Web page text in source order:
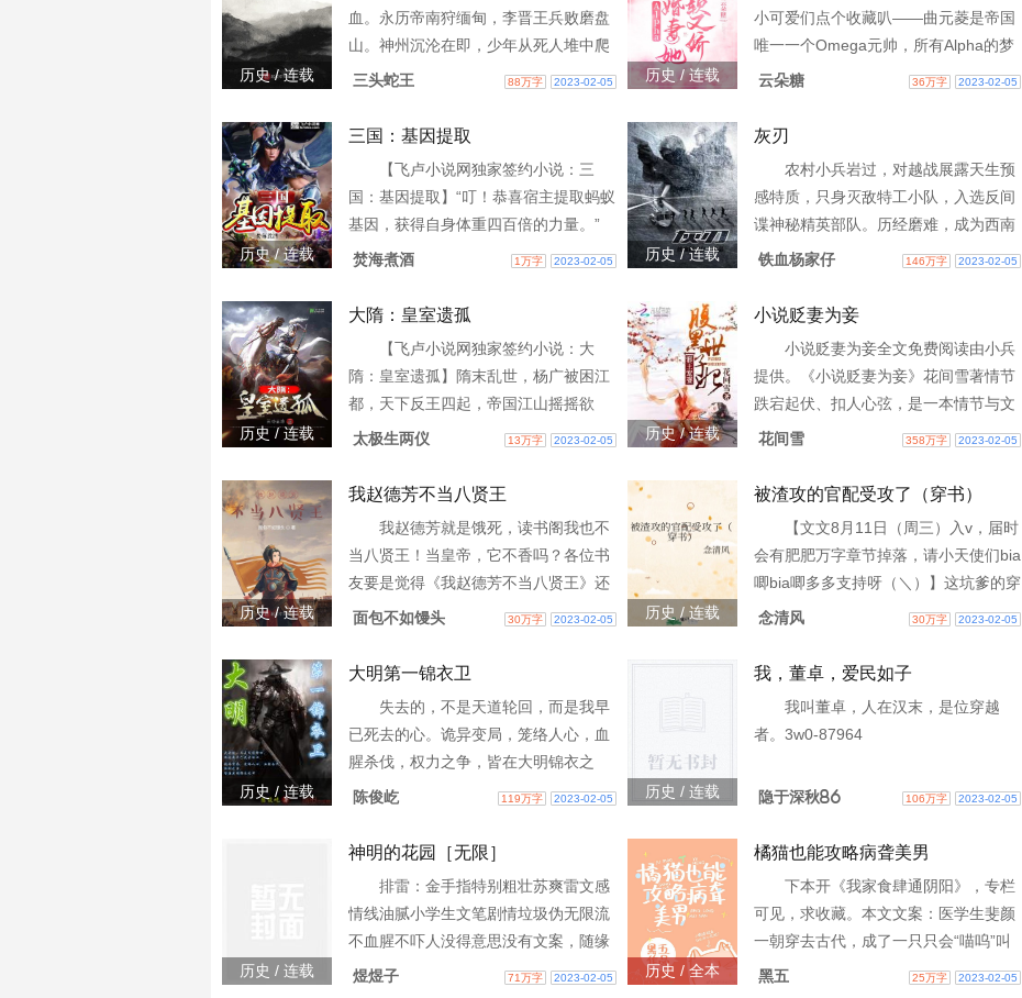
历史 / 连载
血。永历帝南狩缅甸，李晋王兵败磨盘
山。神州沉沦在即，少年从死人堆中爬
起发出最后的吼声，华夏绝不会亡。
三头蛇王 88万字 2023-02-05 历史 / 连载
小可爱们点个收藏叭——曲元菱是帝国
唯一一个Omega元帅，所有Alpha的梦
中情人。但一纸命令，却将她许配给帝
云朵糖 36万字 2023-02-05
历史 / 连载
三国：基因提取
【飞卢小说网独家签约小说：三
国：基因提取】“叮！恭喜宿主提取蚂蚁
基因，获得自身体重四百倍的力量。”
“叮！恭喜宿主提取海星基因，获得超级
因，获得超凡速度
焚海煮酒 1万字 2023-02-05 历史 / 连载
灰刃
农村小兵岩过，对越战展露天生预
感特质，只身灭敌特工小队，入选反间
谍神秘精英部队。历经磨难，成为西南
边境外灰色地带，反间一线指挥官。曾
线，当地民族少女阿玉
铁血杨家仔 146万字 2023-02-05
历史 / 连载
大隋：皇室遗孤
【飞卢小说网独家签约小说：大
隋：皇室遗孤】隋末乱世，杨广被困江
都，天下反王四起，帝国江山摇摇欲
坠。恰逢此时，杨天穿越成杨广流落民
无限技能，抽取历史猛将
太极生两仪 13万字 2023-02-05 历史 / 连载
小说贬妻为妾
小说贬妻为妾全文免费阅读由小兵
提供。《小说贬妻为妾》花间雪著情节
跌宕起伏、扣人心弦，是一本情节与文
笔俱佳的热门小说，在本站您可以免费
74831
花间雪 358万字 2023-02-05
历史 / 连载
我赵德芳不当八贤王
我赵德芳就是饿死，读书阁我也不
当八贤王！当皇帝，它不香吗？各位书
友要是觉得《我赵德芳不当八贤王》还
不错的话请不要忘记向您QQ群和微博里
面包不如馒头 30万字 2023-02-05 历史 / 连载
被渣攻的官配受攻了（穿书）
【文文8月11日（周三）入v，届时
会有肥肥万字章节掉落，请小天使们bia
唧bia唧多多支持呀（＼）】这坑爹的穿
书！刚得知自己穿书了段扬大喜过望，
念清风 30万字 2023-02-05
历史 / 连载
大明第一锦衣卫
失去的，不是天道轮回，而是我早
已死去的心。诡异变局，笼络人心，血
腥杀伐，权力之争，皆在大明锦衣之
中。3w0-74914
陈俊屹 119万字 2023-02-05 历史 / 连载
我，董卓，爱民如子
我叫董卓，人在汉末，是位穿越
者。3w0-87964
隐于深秋86 106万字 2023-02-05
历史 / 连载
神明的花园［无限］
排雷：金手指特别粗壮苏爽雷文感
情线油腻小学生文笔剧情垃圾伪无限流
不血腥不吓人没得意思没有文案，随缘
观看谢谢大家！3w0-74976
煜煜子 71万字 2023-02-05 历史 / 全本
橘猫也能攻略病聋美男
下本开《我家食肆通阴阳》，专栏
可见，求收藏。本文文案：医学生斐颜
一朝穿去古代，成了一只只会“喵呜”叫
的橘猫，还被镇里又病又聋的陈眠生捡
黑五 25万字 2023-02-05